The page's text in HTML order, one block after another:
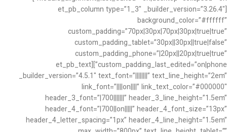
[et_pb_column type=”1_3″ _builder_version=”3.26.4″
background_color=”#ffffff”
custom_padding=”70px|30px|70px|30px|true|true”
custom_padding_tablet=”30px||30px||true|false”
custom_padding_phone=”|20px||20px|true|true”
custom_padding_last_edited=”on|phone”][et_pb_text
_builder_version=”4.5.1″ text_font=”||||||||” text_line_height=”2em”
link_font=”||||on||||” link_text_color=”#000000″
header_3_font=”|700|||||||” header_3_line_height=”1.5em”
header_4_font=”|700||on|||||” header_4_font_size=”13px”
header_4_letter_spacing=”1px” header_4_line_height=”1.5em”